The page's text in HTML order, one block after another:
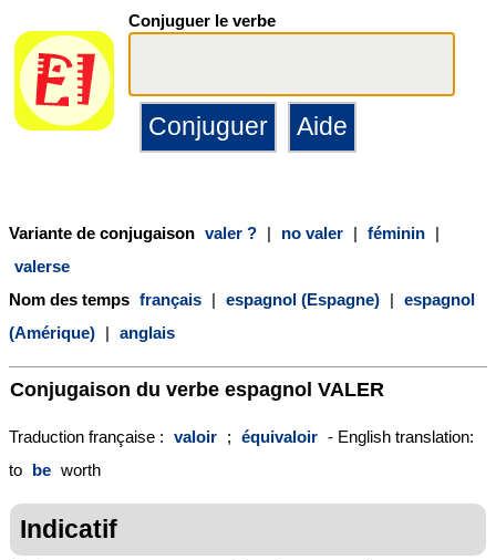
Conjuguer le verbe
Variante de conjugaison valer ? | no valer | féminin |
valerse
Nom des temps français | espagnol (Espagne) | espagnol
(Amérique) | anglais
Conjugaison du verbe espagnol VALER
Traduction française : valoir ; équivaloir - English translation:
to be worth
Indicatif